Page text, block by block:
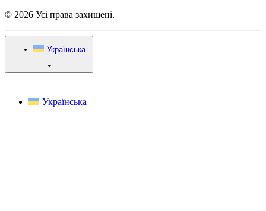
© 2026 Усі права захищені.
Українська
Українська